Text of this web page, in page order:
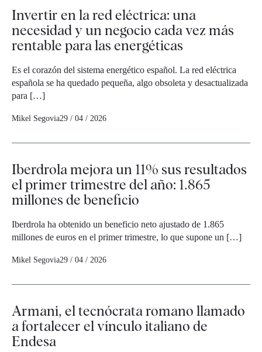
Invertir en la red eléctrica: una
necesidad y un negocio cada vez más
rentable para las energéticas
Es el corazón del sistema energético español. La red eléctrica
española se ha quedado pequeña, algo obsoleta y desactualizada
para […]
Mikel Segovia29 / 04 / 2026
Iberdrola mejora un 11% sus resultados
el primer trimestre del año: 1.865
millones de beneficio
Iberdrola ha obtenido un beneficio neto ajustado de 1.865
millones de euros en el primer trimestre, lo que supone un […]
Mikel Segovia29 / 04 / 2026
Armani, el tecnócrata romano llamado
a fortalecer el vínculo italiano de
Endesa